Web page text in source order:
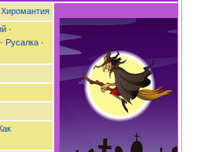
Хиромантия
·
· Русалка ·